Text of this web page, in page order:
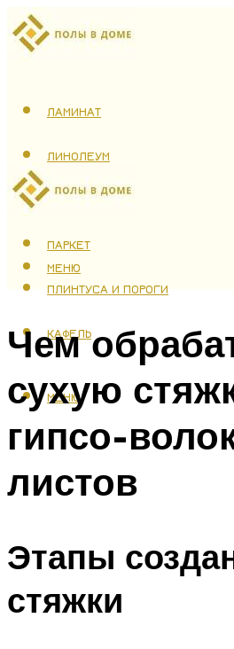
ЛАМИНАТ
ЛИНОЛЕУМ
ТЕПЛЫЙ ПОЛ
ПАРКЕТ
ПЛИНТУСА И ПОРОГИ
КАФЕЛЬ
МЕНЮ
МЕНЮ
Чем
сухую
гипсо-
листов
Этапы
стяжки